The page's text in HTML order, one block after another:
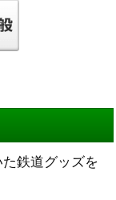
鉄道グッズを